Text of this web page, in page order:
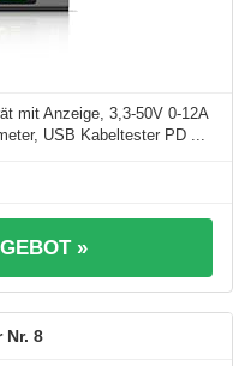
mit Anzeige, 3,3-50V 0-12A
USB Kabeltester PD ...
»
8